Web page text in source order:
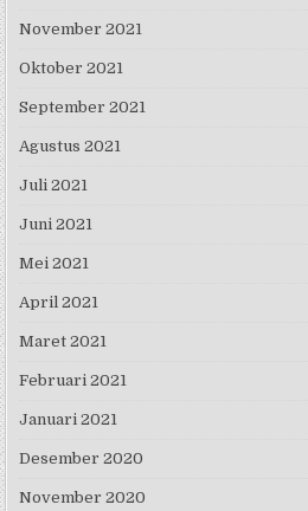
November 2021
Oktober 2021
September 2021
Agustus 2021
Juli 2021
Juni 2021
Mei 2021
April 2021
Maret 2021
Februari 2021
Januari 2021
Desember 2020
November 2020